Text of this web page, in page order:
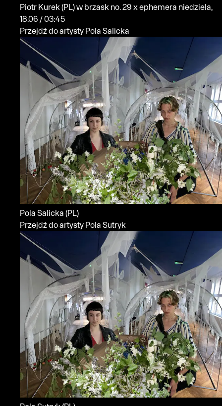
Piotr Kurek(PL)w brzask no. 29 x ephemera niedziela,
18.06 / 03:45
Przejdź do artysty Pola Salicka
Pola Salicka (PL)
Przejdź do artysty Pola Sutryk